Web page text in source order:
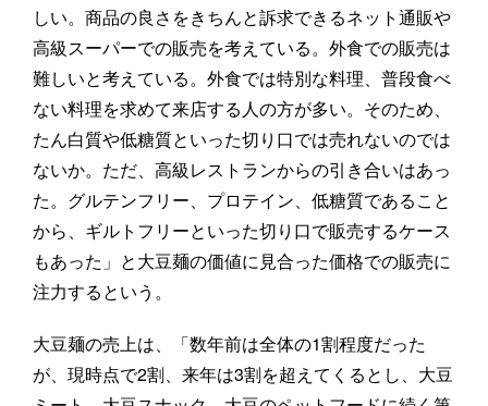
しい。商品の良さをきちんと訴求できるネット通販や
高級スーパーでの販売を考えている。外食での販売は
難しいと考えている。外食では特別な料理、普段食べ
ない料理を求めて来店する人の方が多い。そのため、
たん白質や低糖質といった切り口では売れないのでは
ないか。ただ、高級レストランからの引き合いはあっ
た。グルテンフリー、プロテイン、低糖質であること
から、ギルトフリーといった切り口で販売するケース
もあった」と大豆麺の価値に見合った価格での販売に
注力するという。
大豆麺の売上は、「数年前は全体の1割程度だった
が、現時点で2割、来年は3割を超えてくるとし、大豆